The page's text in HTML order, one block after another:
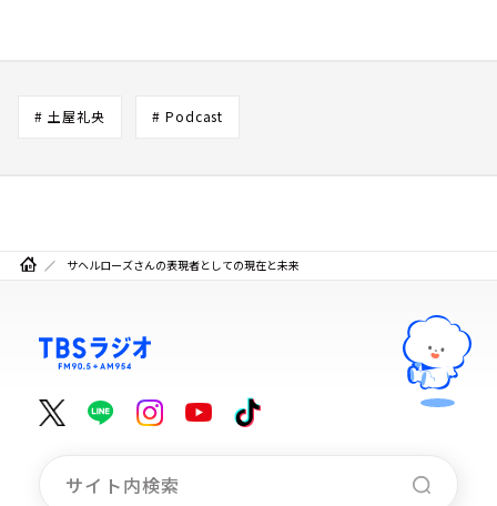
# 土屋礼央 # Podcast
サヘルローズさんの表現者としての現在と未来